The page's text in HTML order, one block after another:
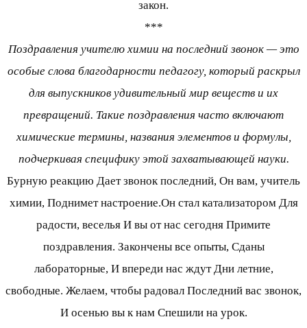
закон.
***
Поздравления учителю химии на последний звонок — это
особые слова благодарности педагогу, который раскрыл
для выпускников удивительный мир веществ и их
превращений. Такие поздравления часто включают
химические термины, названия элементов и формулы,
подчеркивая специфику этой захватывающей науки.
Бурную реакцию Дает звонок последний, Он вам, учитель
химии, Поднимет настроение.Он стал катализатором Для
радости, веселья И вы от нас сегодня Примите
поздравления. Закончены все опыты, Сданы
лабораторные, И впереди нас ждут Дни летние,
свободные. Желаем, чтобы радовал Последний вас звонок,
И осенью вы к нам Спешили на урок.